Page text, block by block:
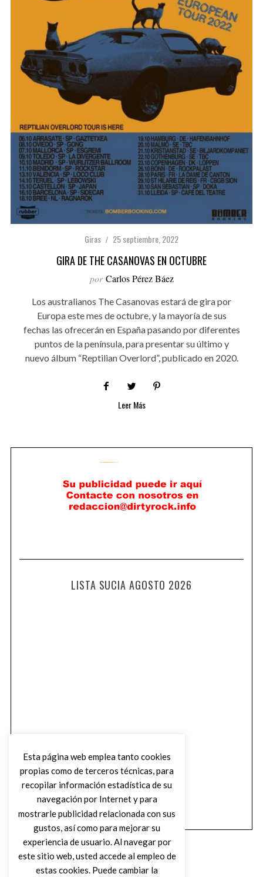
Giras 25 septiembre, 2022
GIRA DE THE CASANOVAS EN OCTUBRE
por Carlos Pérez Báez
Los australianos The Casanovas estará de gira por
Europa este mes de octubre, y la mayoría de sus
fechas las ofrecerán en España pasando por diferentes
puntos de la península, para presentar su último y
nuevo álbum “Reptilian Overlord”, publicado en 2020.
Leer Más
LISTA SUCIA AGOSTO 2026
Esta página web emplea tanto cookies
propias como de terceros técnicas, para
recopilar información estadística de su
navegación por Internet y para
mostrarle publicidad relacionada con sus
gustos, así como para mejorar su
experiencia de usuario. Al navegar por
este sitio web, usted accede al empleo de
estas cookies. Puede cambiar la